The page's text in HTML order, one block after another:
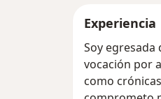
Experiencia
Soy egresada
vocación por
como